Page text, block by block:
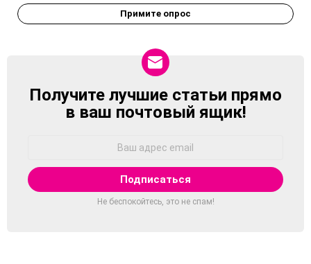
Примите опрос
NEWSLETTER
Получите лучшие статьи прямо
в ваш почтовый ящик!
Не беспокойтесь, это не спам!